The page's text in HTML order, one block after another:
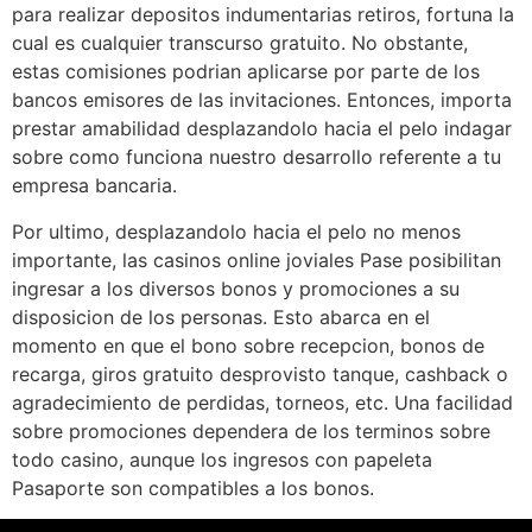
para realizar depositos indumentarias retiros, fortuna la
cual es cualquier transcurso gratuito. No obstante,
estas comisiones podrian aplicarse por parte de los
bancos emisores de las invitaciones. Entonces, importa
prestar amabilidad desplazandolo hacia el pelo indagar
sobre como funciona nuestro desarrollo referente a tu
empresa bancaria.
Por ultimo, desplazandolo hacia el pelo no menos
importante, las casinos online joviales Pase posibilitan
ingresar a los diversos bonos y promociones a su
disposicion de los personas. Esto abarca en el
momento en que el bono sobre recepcion, bonos de
recarga, giros gratuito desprovisto tanque, cashback o
agradecimiento de perdidas, torneos, etc. Una facilidad
sobre promociones dependera de los terminos sobre
todo casino, aunque los ingresos con papeleta
Pasaporte son compatibles a los bonos.